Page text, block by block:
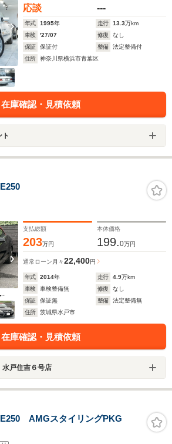
応談 ---
年式 1995年 走行 13.3万km
車検
'27/07 修復
なし
保証
保証付 整備
法定整備付
住所
神奈川県横浜市青葉区
在庫確認・見積依頼
ト
支払総額
203万円
本体価格
199.0万円
通常ローン 月々22,400円
年式 2014年 走行 4.9万km
車検
車検整備無 修復
なし
保証
保証無 整備
法定整備無
住所
茨城県水戸市
在庫確認・見積依頼
戸住吉６号店
AMGスタイリングPKG